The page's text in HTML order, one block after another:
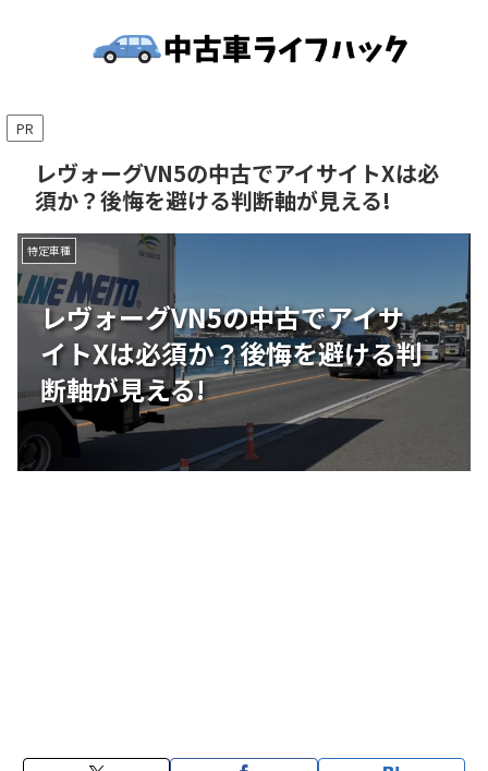
PR
レヴォーグVN5の中古でアイサイトXは必
須か？後悔を避ける判断軸が見える!
レヴォーグVN5の中古でアイサ
イトXは必須か？後悔を避ける判
断軸が見える!
特定車種